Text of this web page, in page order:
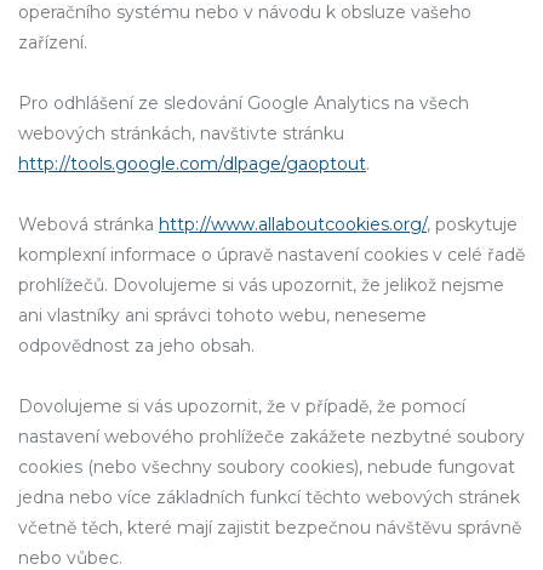
operačního systému nebo v návodu k obsluze vašeho
zařízení.
Pro odhlášení ze sledování Google Analytics na všech
webových stránkách, navštivte stránku
http://tools.google.com/dlpage/gaoptout.
Webová stránka http://www.allaboutcookies.org/, poskytuje
komplexní informace o úpravě nastavení cookies v celé řadě
prohlížečů. Dovolujeme si vás upozornit, že jelikož nejsme
ani vlastníky ani správci tohoto webu, neneseme
odpovědnost za jeho obsah.
Dovolujeme si vás upozornit, že v případě, že pomocí
nastavení webového prohlížeče zakážete nezbytné soubory
cookies (nebo všechny soubory cookies), nebude fungovat
jedna nebo více základních funkcí těchto webových stránek
včetně těch, které mají zajistit bezpečnou návštěvu správně
nebo vůbec.